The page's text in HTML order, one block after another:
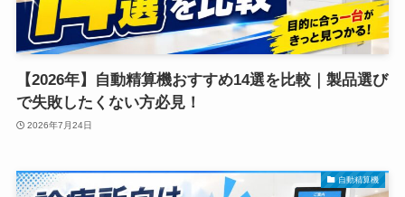
【2026年】自動精算機おすすめ14選を比較｜製品選び
で失敗したくない方必見！
2026年7月24日
自動精算機